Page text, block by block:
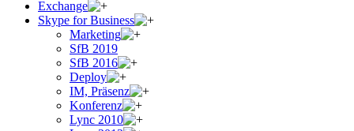
Exchange
Skype for Business
Marketing
SfB 2019
SfB 2016
Deploy
IM, Präsenz
Konferenz
Lync 2010